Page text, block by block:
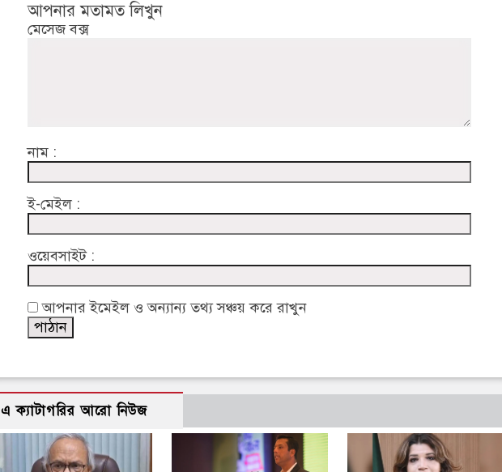
আপনার মতামত লিখুন
মেসেজ বক্স
নাম :
ই-মেইল :
ওয়েবসাইট :
আপনার ইমেইল ও অন্যান্য তথ্য সঞ্চয় করে রাখুন
এ ক্যাটাগরির আরো নিউজ